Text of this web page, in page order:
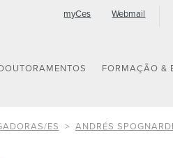
myCes Webmail
FORMAÇÃO &
ES ANDRÉS SPOGNARDI